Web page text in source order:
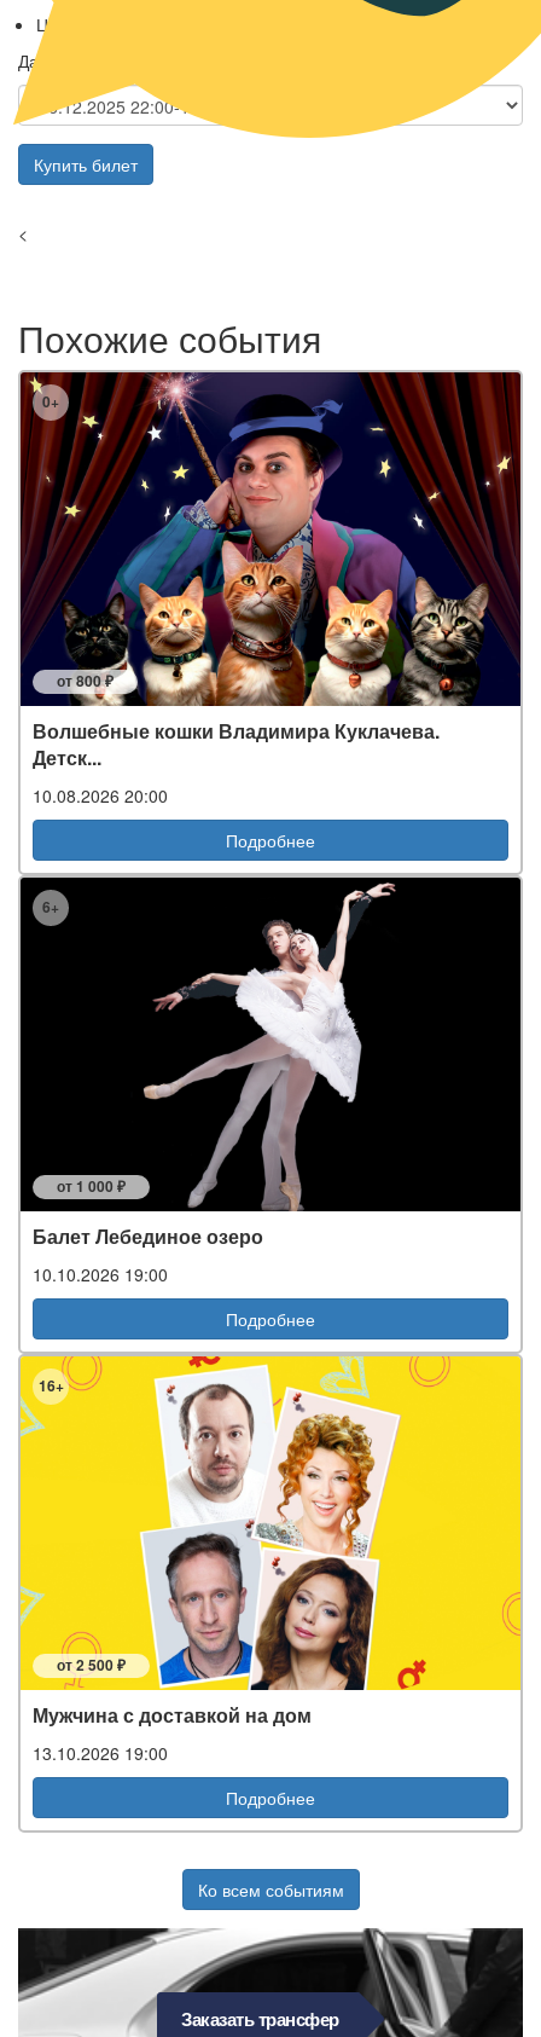
Цена билетов: 1 900 руб.
Даты проведения:
Купить билет
<
Похожие события
0+
от 800 ₽
Волшебные кошки Владимира Куклачева.
Детск...
10.08.2026 20:00
Подробнее
6+
от 1 000 ₽
Балет Лебединое озеро
10.10.2026 19:00
Подробнее
16+
от 2 500 ₽
Мужчина с доставкой на дом
13.10.2026 19:00
Подробнее
Ко всем событиям
Заказать трансфер